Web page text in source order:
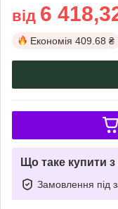
від 6
Економія 409.68 ₴
Що таке купити
Замовлення під